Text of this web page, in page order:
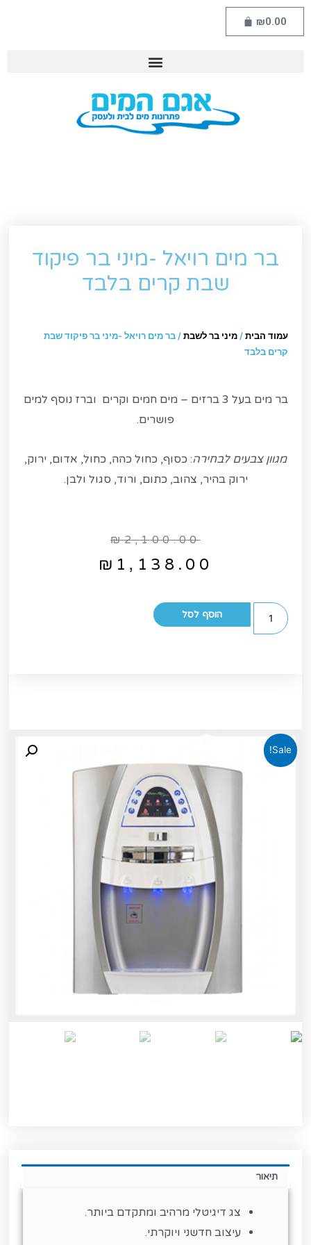
₪0.00
Sale!
בר מים רויאל -מיני בר פיקוד
שבת קרים בלבד
עמוד הבית /מיני בר לשבת / בר מים רויאל -מיני בר פיקוד שבת
קרים בלבד
בר מים בעל 3 ברזים – מים חמים וקרים וברז נוסף למים
פושרים.
מגוון צבעים לבחירה: כסוף, כחול כהה, כחול, אדום, ירוק,
ירוק בהיר, צהוב, כתום, ורוד, סגול ולבן.
₪2,100.00
₪ 1,138.00
הוסף לסל
תיאור
צג דיגיטלי מרהיב ומתקדם ביותר.
עיצוב חדשני ויוקרתי.